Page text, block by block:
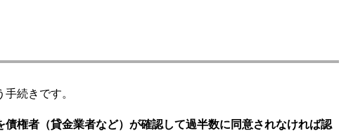
続きです。
債権者（貸金業者など）が確認して過半数に同意されなければ認